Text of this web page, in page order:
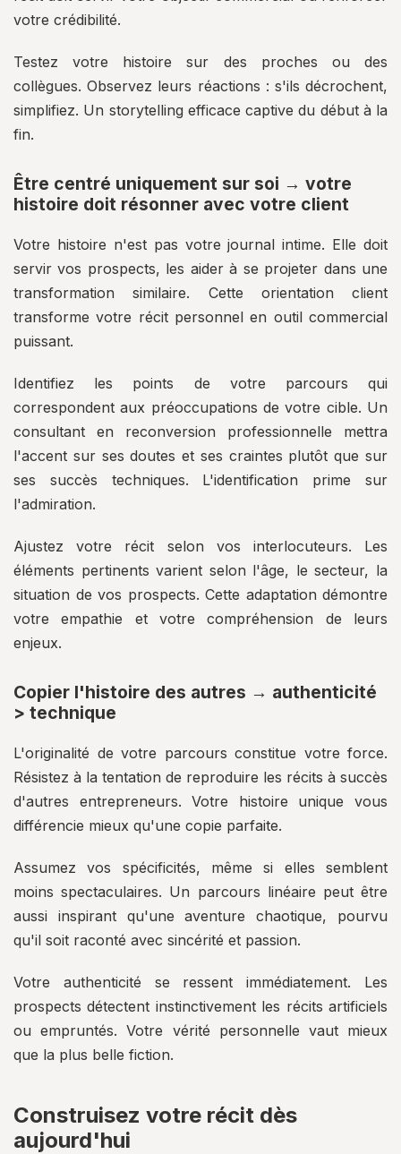
votre crédibilité.
Testez votre histoire sur des proches ou des
collègues. Observez leurs réactions : s'ils décrochent,
simplifiez. Un storytelling efficace captive du début à la
fin.
Être centré uniquement sur soi → votre
histoire doit résonner avec votre client
Votre histoire n'est pas votre journal intime. Elle doit
servir vos prospects, les aider à se projeter dans une
transformation similaire. Cette orientation client
transforme votre récit personnel en outil commercial
puissant.
Identifiez les points de votre parcours qui
correspondent aux préoccupations de votre cible. Un
consultant en reconversion professionnelle mettra
l'accent sur ses doutes et ses craintes plutôt que sur
ses succès techniques. L'identification prime sur
l'admiration.
Ajustez votre récit selon vos interlocuteurs. Les
éléments pertinents varient selon l'âge, le secteur, la
situation de vos prospects. Cette adaptation démontre
votre empathie et votre compréhension de leurs
enjeux.
Copier l'histoire des autres → authenticité
> technique
L'originalité de votre parcours constitue votre force.
Résistez à la tentation de reproduire les récits à succès
d'autres entrepreneurs. Votre histoire unique vous
différencie mieux qu'une copie parfaite.
Assumez vos spécificités, même si elles semblent
moins spectaculaires. Un parcours linéaire peut être
aussi inspirant qu'une aventure chaotique, pourvu
qu'il soit raconté avec sincérité et passion.
Votre authenticité se ressent immédiatement. Les
prospects détectent instinctivement les récits artificiels
ou empruntés. Votre vérité personnelle vaut mieux
que la plus belle fiction.
Construisez votre récit dès
aujourd'hui